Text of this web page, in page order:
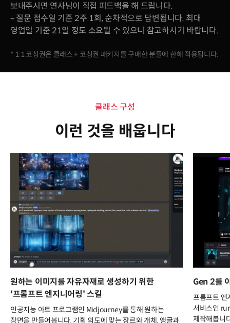
보내주시면 연사님이 직접 피드백을 해 드립니다.
– 질문 접수일 기준 2주 1회, 순차적으로 답변됩니다. 최대
영업일 기준 21일 정도 소요될 수 있으니 참고하시기 바랍니다.
* 1:1 코칭권은 클래스 + 코칭권 패키지를 구매한 분들에 한해 적용됩니다.
클래스 구성
이런 것을 배웁니다
원하는 이미지를 자유자재로 생성하기 위한
'프롬프트 엔지니어링' 스킬
인공지능 아트 프로그램인 Midjourney를 통해 원하는
장면을 만들어봅니다. 기획 의도에 맞는 장르와 개체, 앵글과
Gen 2를
프롬프트 엔
서비스인
제작해봅니